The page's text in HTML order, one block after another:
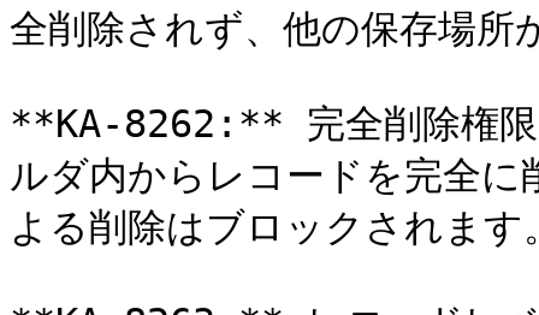
全削除されず、他の保存場
**KA-8262:** 完全削除権限
ルダ内からレコードを完全
よる削除はブロックされます